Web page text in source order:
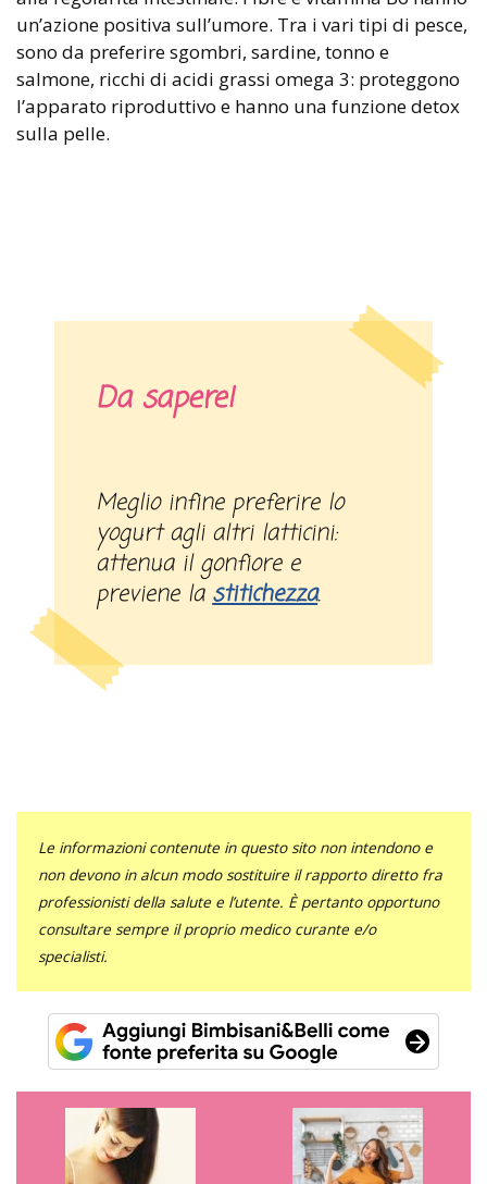
un’azione positiva sull’umore. Tra i vari tipi di pesce,
sono da preferire sgombri, sardine, tonno e
salmone, ricchi di acidi grassi omega 3: proteggono
l’apparato riproduttivo e hanno una funzione detox
sulla pelle.
Da sapere!
Meglio infine preferire lo
yogurt agli altri latticini:
attenua il gonfiore e
previene lastitichezza.
Le informazioni contenute in questo sito non intendono e
non devono in alcun modo sostituire il rapporto diretto fra
professionisti della salute e l’utente. È pertanto opportuno
consultare sempre il proprio medico curante e/o
specialisti.